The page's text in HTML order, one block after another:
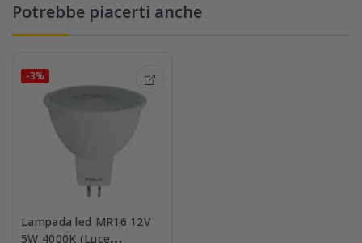
Potrebbe piacerti anche
-3%
Lampada led MR16 12V
5W 4000K (Luce